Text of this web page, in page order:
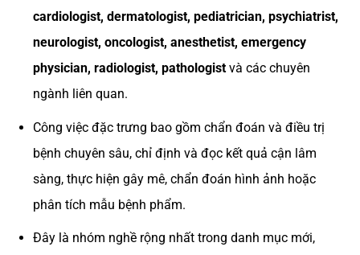
cardiologist, dermatologist, pediatrician, psychiatrist,
neurologist, oncologist, anesthetist, emergency
physician, radiologist, pathologistvà các chuyên
ngành liên quan.
Công việc đặc trưng bao gồm chẩn đoán và điều trị
bệnh chuyên sâu, chỉ định và đọc kết quả cận lâm
sàng, thực hiện gây mê, chẩn đoán hình ảnh hoặc
phân tích mẫu bệnh phẩm.
Đây là nhóm nghề rộng nhất trong danh mục mới,